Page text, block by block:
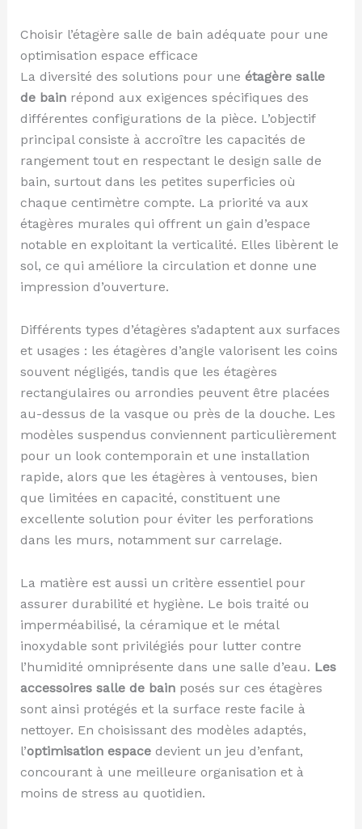
Choisir l’étagère salle de bain adéquate pour une
optimisation espace efficace
La diversité des solutions pour une étagère salle
de bainrépond aux exigences spécifiques des
différentes configurations de la pièce. L’objectif
principal consiste à accroître les capacités de
rangement tout en respectant le design salle de
bain, surtout dans les petites superficies où
chaque centimètre compte. La priorité va aux
étagères murales qui offrent un gain d’espace
notable en exploitant la verticalité. Elles libèrent le
sol, ce qui améliore la circulation et donne une
impression d’ouverture.
Différents types d’étagères s’adaptent aux surfaces
et usages : les étagères d’angle valorisent les coins
souvent négligés, tandis que les étagères
rectangulaires ou arrondies peuvent être placées
au-dessus de la vasque ou près de la douche. Les
modèles suspendus conviennent particulièrement
pour un look contemporain et une installation
rapide, alors que les étagères à ventouses, bien
que limitées en capacité, constituent une
excellente solution pour éviter les perforations
dans les murs, notamment sur carrelage.
La matière est aussi un critère essentiel pour
assurer durabilité et hygiène. Le bois traité ou
imperméabilisé, la céramique et le métal
inoxydable sont privilégiés pour lutter contre
l’humidité omniprésente dans une salle d’eau. Les
accessoires salle de bainposés sur ces étagères
sont ainsi protégés et la surface reste facile à
nettoyer. En choisissant des modèles adaptés,
l’optimisation espacedevient un jeu d’enfant,
concourant à une meilleure organisation et à
moins de stress au quotidien.